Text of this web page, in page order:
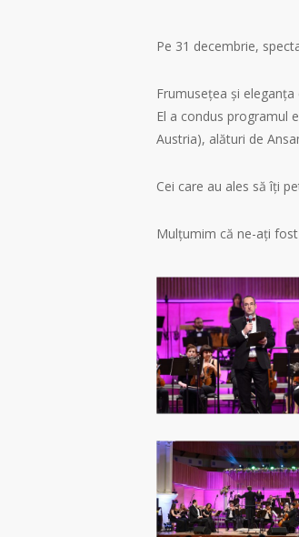
Pe 31 decembrie,
Frumusețea și
El a condus programul
Austria), alături de
Cei care au ales să îți
Mulțumim că ne-ați